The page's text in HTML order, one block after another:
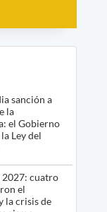
sanción a
la
el Gobierno
Ley del
2027: cuatro
el
la crisis de